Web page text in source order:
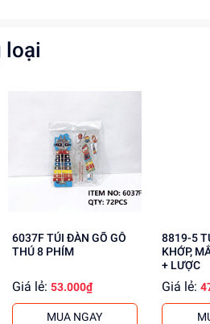
và tô lên tượng.
thông thoáng, tránh hít phải
nghệ thuật và sáng tạo.
và tỉ mỉ.
phối màu và tư duy.
, chúng tôi cung cấp giá sỉ
để được tư vấn!
loại
6037F TÚI ĐÀN GÕ GỖ
THÚ 8 PHÍM
Giá lẻ: 53.000₫
MUA NGAY
8819-5 TÚI BABY 1C
KHỚP,
+ LƯỢC
Giá lẻ: